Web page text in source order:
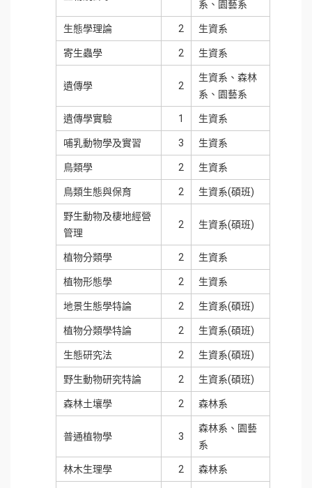
系、園藝系
生態學理論 2 生資系
寄生蟲學 2 生資系
遺傳學 2
生資系、森林
系、園藝系
遺傳學實驗 1 生資系
哺乳動物學及實習 3 生資系
鳥類學 2 生資系
鳥類生態與保育 2 生資系(碩班)
野生動物及棲地經營
管理
2 生資系(碩班)
植物分類學 2 生資系
植物形態學 2 生資系
地景生態學特論 2 生資系(碩班)
植物分類學特論 2 生資系(碩班)
生態研究法 2 生資系(碩班)
野生動物研究特論 2 生資系(碩班)
森林土壤學 2 森林系
普通植物學 3
森林系、園藝
系
林木生理學 2 森林系